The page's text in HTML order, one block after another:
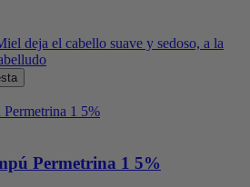
deja el cabello suave y sedoso, a la
Permetrina 1 5%